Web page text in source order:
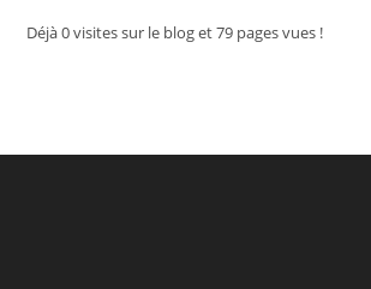
Déjà0visites sur le blog et79 pages vues !